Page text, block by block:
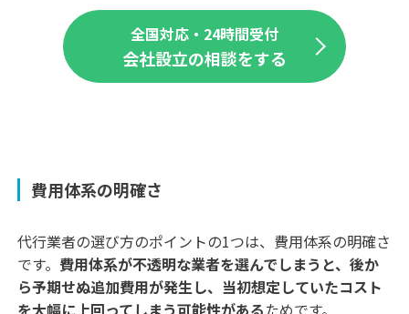
全国対応・24時間受付
会社設立の相談をする
費用体系の明確さ
代行業者の選び方のポイントの1つは、費用体系の明確さ
です。 費用体系が不透明な業者を選んでしまうと、後か
ら予期せぬ追加費用が発生し、当初想定していたコスト
を大幅に上回ってしまう可能性があるためです。